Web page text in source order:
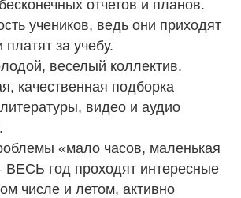
отчетов и планов.
учеников, ведь они приходят
за учебу.
веселый коллектив.
качественная подборка
видео и аудио
«мало часов, маленькая
ВЕСЬ год проходят интересные
числе и летом, активно